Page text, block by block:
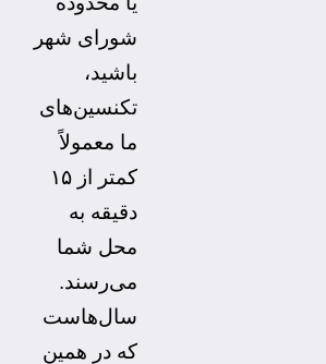
شورای شهر
باشید،
تکنسین‌های
ما معمولاً
کمتر از ۱۵
دقیقه به
محل شما
می‌رسند.
سال‌هاست
که در همین